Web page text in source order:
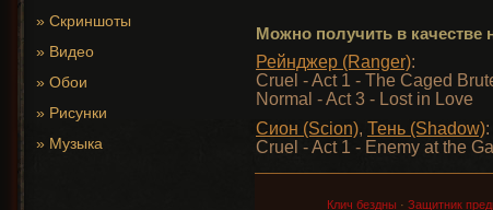
» Скриншоты
» Видео
» Обои
» Рисунки
» Музыка
Можно получить в качестве
Рейнджер (Ranger):
Cruel - Act 1 - The Caged
Normal - Act 3 - Lost in Love
Сион (Scion), Тень (Shadow):
Cruel - Act 1 - Enemy at the
Клич бездны · Защитник